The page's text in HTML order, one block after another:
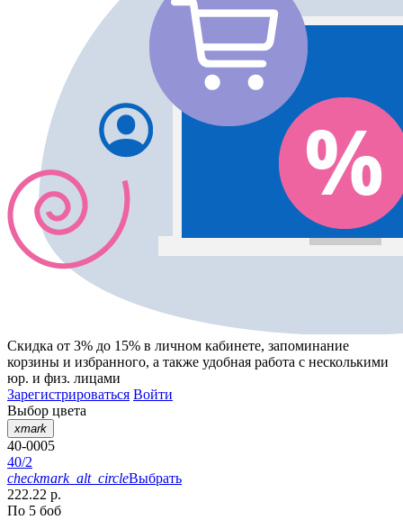
Скидка от 3% до 15% в личном кабинете, запоминание
корзины и избранного, а также удобная работа с несколькими
юр. и физ. лицами
Зарегистрироваться Войти
Выбор цвета
xmark
40-0005
40/2
checkmark_alt_circleВыбрать
222.22 р.
По 5 боб